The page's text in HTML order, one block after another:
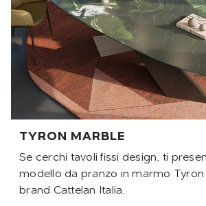
TYRON MARBLE
Se cerchi tavoli fissi design, ti
modello da pranzo in marmo Tyron
brand Cattelan Italia.